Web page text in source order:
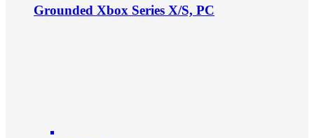
Grounded Xbox Series X/S, PC